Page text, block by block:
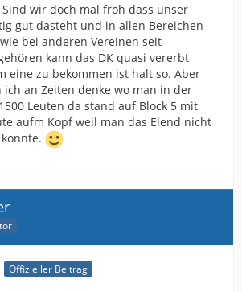
die Dauerkarten noch on Top
dann hat man ja fast keine
gehabt, als sich jetzt noch die DK zu
hat man demnächst ggf erstmal
wir doch mal froh dass unser
gut dasteht und in allen Bereichen
bei anderen Vereinen seit
kann das DK quasi vererbt
eine zu bekommen ist halt so. Aber
ich an Zeiten denke wo man in der
Leuten da stand auf Block 5 mit
aufm Kopf weil man das Elend nicht
Offizieller Beitrag